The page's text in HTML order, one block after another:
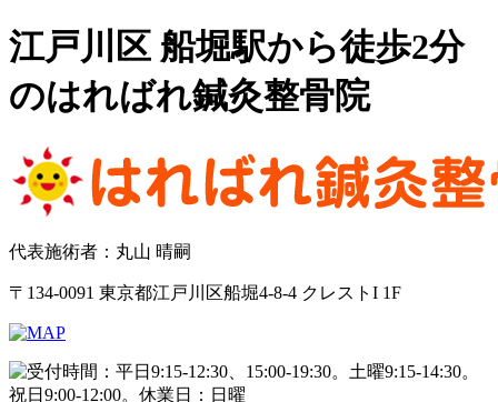
江戸川区 船堀駅から徒歩2分
のはればれ鍼灸整骨院
代表施術者：丸山 晴嗣
〒134-0091 東京都江戸川区船堀4-8-4 クレストI 1F